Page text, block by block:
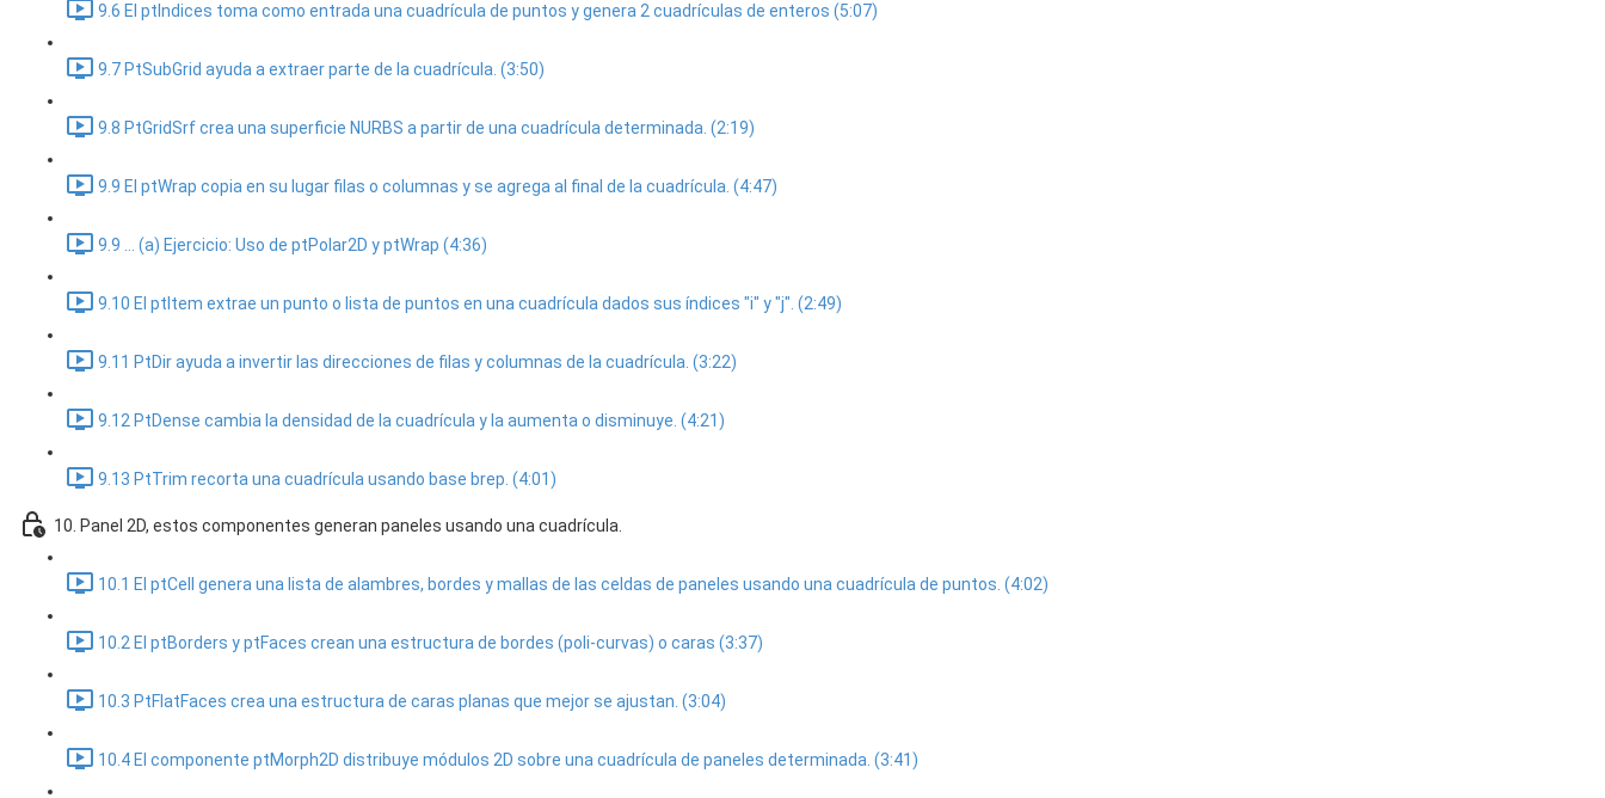
9.6 El ptIndices toma como entrada una cuadrícula de puntos y genera 2 cuadrículas de enteros (5:07)
9.7 PtSubGrid ayuda a extraer parte de la cuadrícula. (3:50)
9.8 PtGridSrf crea una superficie NURBS a partir de una cuadrícula determinada. (2:19)
9.9 El ptWrap copia en su lugar filas o columnas y se agrega al final de la cuadrícula. (4:47)
9.9 ... (a) Ejercicio: Uso de ptPolar2D y ptWrap (4:36)
9.10 El ptItem extrae un punto o lista de puntos en una cuadrícula dados sus índices "i" y "j". (2:49)
9.11 PtDir ayuda a invertir las direcciones de filas y columnas de la cuadrícula. (3:22)
9.12 PtDense cambia la densidad de la cuadrícula y la aumenta o disminuye. (4:21)
9.13 PtTrim recorta una cuadrícula usando base brep. (4:01)
10. Panel 2D, estos componentes generan paneles usando una cuadrícula.
10.1 El ptCell genera una lista de alambres, bordes y mallas de las celdas de paneles usando una cuadrícula de puntos. (4:02)
10.2 El ptBorders y ptFaces crean una estructura de bordes (poli-curvas) o caras (3:37)
10.3 PtFlatFaces crea una estructura de caras planas que mejor se ajustan. (3:04)
10.4 El componente ptMorph2D distribuye módulos 2D sobre una cuadrícula de paneles determinada. (3:41)